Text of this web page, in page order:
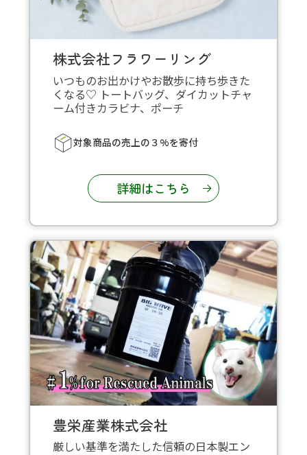
株式会社フラワーリング
いつものお出かけやお散歩に持ち歩きた
くなる♡ トートバッグ、ダイカットチャ
ーム付きカラビナ、ポーチ
対象商品の売上の３%を寄付
詳細はこちら
豊栄産業株式会社
厳しい基準を満たした信頼の日本製エン